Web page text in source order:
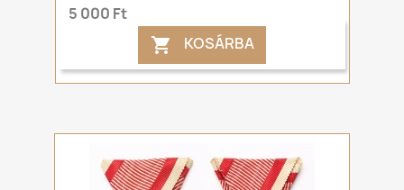
5 000 Ft
 KOSÁRBA